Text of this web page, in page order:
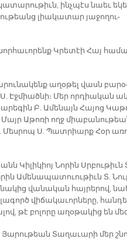
ինչ­պէս նաեւ
լիա­կա­տար յա­ջո­ղու­
Կրե­տէի Հայ
ա­ղօ­թել վասն
Էջ­միած­նի։ Մեր որ­դիա­կան
Բ. Ա­մե­նայն Հա­յոց
Մայր Ա­թո­ռի ողջ
Մես­րոպ Ս. Պատ­րիարք Հօր
Կի­լի­կիոյ Նո­րին Սրբու­թիւն
Ա­մե­նա­պա­տուու­թիւն Տ.
վա­նա­կան հայ­րե­րով,
վի­ճա­կա­ւոր­նե­րը,
թէ բո­լո­րը ա­ղօ­թա­կից են
Յա­րու­թեան Տա­ղա­ւա­րի մեր